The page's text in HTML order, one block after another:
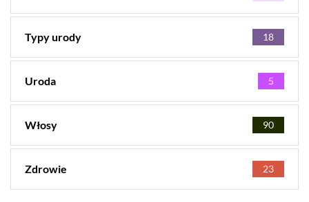
Typy urody 18
Uroda 5
Włosy 90
Zdrowie 23